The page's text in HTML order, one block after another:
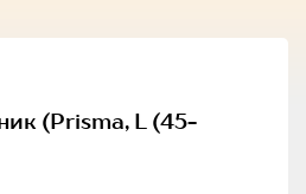
(prisma, L (45-